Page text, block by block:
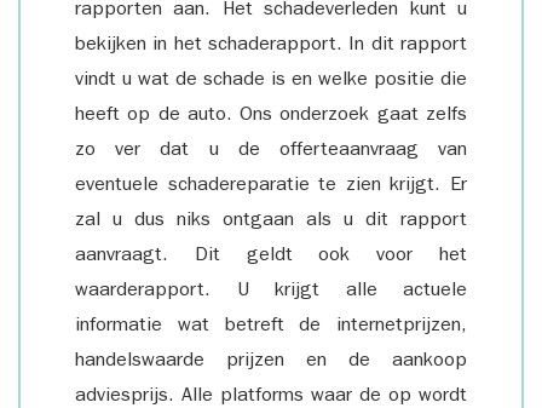
rapporten aan. Het schadeverleden kunt u
bekijken in het schaderapport. In dit rapport
vindt u wat de schade is en welke positie die
heeft op de auto. Ons onderzoek gaat zelfs
zo ver dat u de offerteaanvraag van
eventuele schadereparatie te zien krijgt. Er
zal u dus niks ontgaan als u dit rapport
aanvraagt. Dit geldt ook voor het
waarderapport. U krijgt alle actuele
informatie wat betreft de internetprijzen,
handelswaarde prijzen en de aankoop
adviesprijs. Alle platforms waar de op wordt